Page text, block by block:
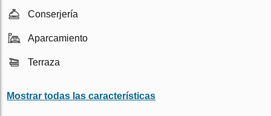
Conserjería
Aparcamiento
Terraza
Mostrar todas las características